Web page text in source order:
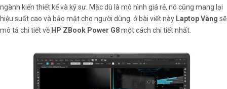
ngành kiến thiết kế và kỹ sư. Mặc dù là mô hình giá rẻ, nó cũng mang lại
hiệu suất cao và bảo mật cho người dùng. ở bài viết này Laptop Vàng sẽ
mô tả chi tiết về HP ZBook Power G8một cách chi tiết nhất.